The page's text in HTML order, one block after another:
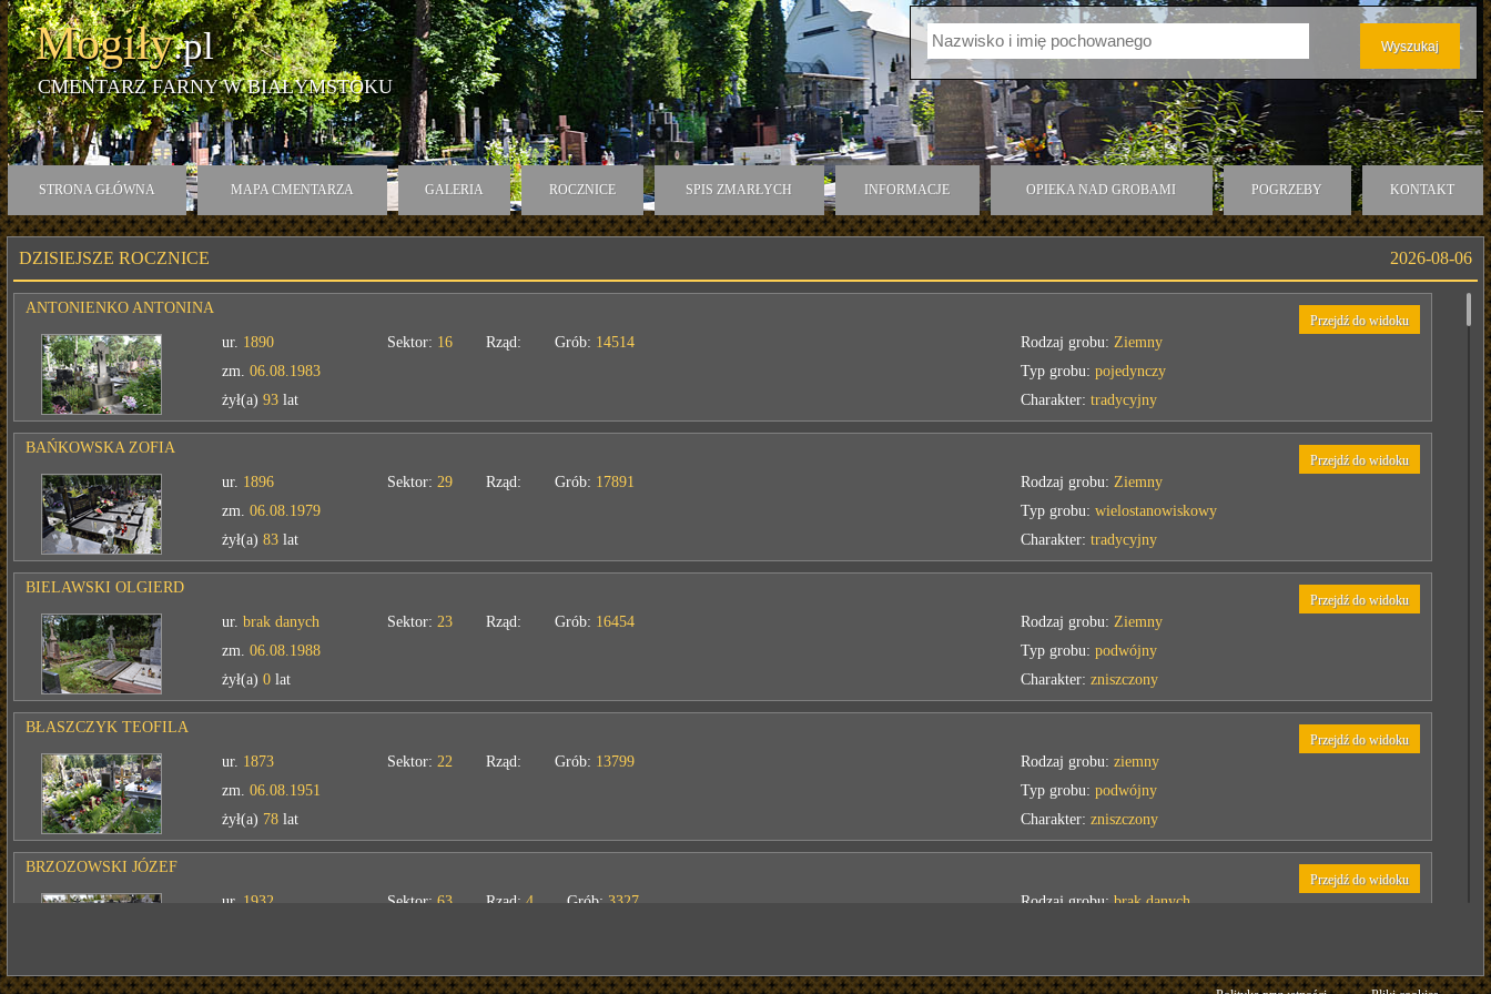
Mogiły.pl
CMENTARZ FARNY W BIAŁYMSTOKU
STRONA GŁÓWNA MAPA CMENTARZA GALERIA ROCZNICE SPIS ZMARŁYCH INFORMACJE OPIEKA NAD GROBAMI POGRZEBY KONTAKT
DZISIEJSZE ROCZNICE 2026-08-06
ANTONIENKO ANTONINA
Przejdź do widoku
ur. 1890
zm. 06.08.1983
żył(a) 93lat
Sektor: 16 Rząd: Grób: 14514 Rodzaj grobu:Ziemny
Typ grobu:pojedynczy
Charakter:tradycyjny
BAŃKOWSKA ZOFIA
Przejdź do widoku
ur. 1896
zm. 06.08.1979
żył(a) 83lat
Sektor: 29 Rząd: Grób: 17891 Rodzaj grobu:Ziemny
Typ grobu:wielostanowiskowy
Charakter:tradycyjny
BIELAWSKI OLGIERD
Przejdź do widoku
ur. brak danych
zm. 06.08.1988
żył(a) 0lat
Sektor: 23 Rząd: Grób: 16454 Rodzaj grobu:Ziemny
Typ grobu:podwójny
Charakter:zniszczony
BŁASZCZYK TEOFILA
Przejdź do widoku
ur. 1873
zm. 06.08.1951
żył(a) 78lat
Sektor: 22 Rząd: Grób: 13799 Rodzaj grobu:ziemny
Typ grobu:podwójny
Charakter:zniszczony
BRZOZOWSKI JÓZEF
Przejdź do widoku
ur. 1932
Sektor: 63 Rząd: 4 Grób: 3327 Rodzaj grobu:brak danych